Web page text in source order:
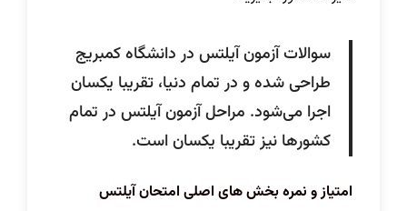
سوالات آزمون آیلتس در دانشگاه کمبریج
طراحی شده و در تمام دنیا، تقریبا یکسان
اجرا می‌شود. مراحل آزمون آیلتس در تمام
کشورها نیز تقریبا یکسان است.
امتیاز و نمره بخش های اصلی امتحان آیلتس